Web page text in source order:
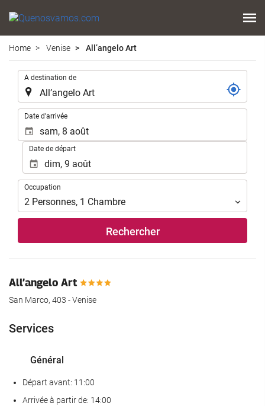
Home Venise All’angelo Art
A destination de
Date d'arrivée
Date de départ
Occupation
Occupation
2 Personnes, 1 Chambre
Rechercher
All’angelo Art
San Marco, 403 - Venise
Services
Général
Départ avant: 11:00
Arrivée à partir de: 14:00